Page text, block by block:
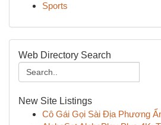
Sports
Web Directory Search
New Site Listings
Cô Gái Gọi Sài Địa Phương